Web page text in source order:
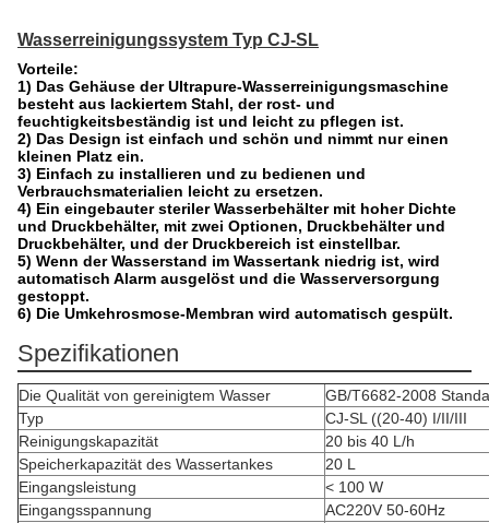
Wasserreinigungssystem Typ CJ-SL
Vorteile:
1) Das Gehäuse der Ultrapure-Wasserreinigungsmaschine
besteht aus lackiertem Stahl, der rost- und
feuchtigkeitsbeständig ist und leicht zu pflegen ist.
2) Das Design ist einfach und schön und nimmt nur einen
kleinen Platz ein.
3) Einfach zu installieren und zu bedienen und
Verbrauchsmaterialien leicht zu ersetzen.
4) Ein eingebauter steriler Wasserbehälter mit hoher Dichte
und Druckbehälter, mit zwei Optionen, Druckbehälter und
Druckbehälter, und der Druckbereich ist einstellbar.
5) Wenn der Wasserstand im Wassertank niedrig ist, wird
automatisch Alarm ausgelöst und die Wasserversorgung
gestoppt.
6) Die Umkehrosmose-Membran wird automatisch gespült.
Spezifikationen
Die Qualität von gereinigtem Wasser
GB/T6682-2008
Typ
CJ-SL ((20-40) I/II/III
Reinigungskapazität
20 bis 40 L/h
Speicherkapazität des Wassertankes
20 L
Eingangsleistung
< 100 W
Eingangsspannung
AC220V 50-60Hz